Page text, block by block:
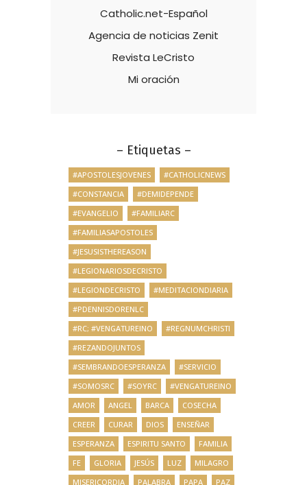
Catholic.net-Español
Agencia de noticias Zenit
Revista LeCristo
Mi oración
– Etiquetas –
#APOSTOLESJOVENES
#CATHOLICNEWS
#CONSTANCIA
#DEMIDEPENDE
#EVANGELIO
#FAMILIARC
#FAMILIASAPOSTOLES
#JESUSISTHEREASON
#LEGIONARIOSDECRISTO
#LEGIONDECRISTO
#MEDITACIONDIARIA
#PDENNISDORENLC
#RC; #VENGATUREINO
#REGNUMCHRISTI
#REZANDOJUNTOS
#SEMBRANDOESPERANZA
#SERVICIO
#SOMOSRC
#SOYRC
#VENGATUREINO
AMOR
ANGEL BARCA
COSECHA
CREER
CURAR DIOS
ENSEÑAR
ESPERANZA
ESPIRITU SANTO
FAMILIA
FE
GLORIA JESÚS LUZ
MILAGRO
MISERICORDIA
PALABRA PAPA
PAZ